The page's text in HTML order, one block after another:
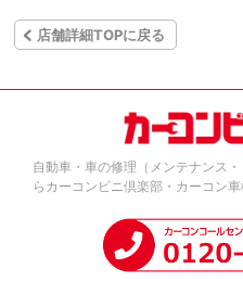
店舗詳細TOPに戻る
自動車・車の修理（メンテナンス
らカーコンビニ倶楽部・カーコン